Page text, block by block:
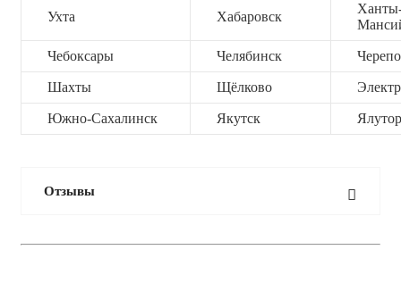
Ухта Хабаровск
Чебоксары Челябинск
Шахты Щёлково
Южно-Сахалинск Якутск
Отзывы